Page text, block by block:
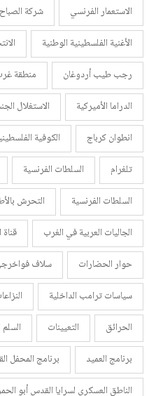
الاستعمار الفرنسي
شركة
الأغنية الفلسطينية الوطنية
رجب طيب أردوغان
منطقة
الدراما الأميركية
الاستغلال
انطوان كرباج
الكوفية
تلغرام
السلطات الفرنسية
السلطات الفرنسية
التحرش
الجاليات العربية في الغرب
حوار الحضارات
سلاف
سياسات ترامب الداخلية
الحرائق
التعيينات
برنامج العميد
برنامج المحفل
الناطق العسكري لسرايا القدس أبو